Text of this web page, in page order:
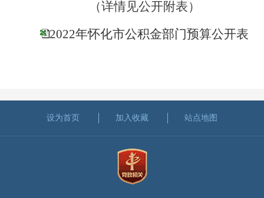
（详情见公开附表）
2022年怀化市公积金部门预算公开表
设为首页 加入收藏 站点地图